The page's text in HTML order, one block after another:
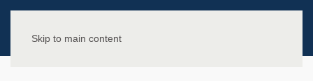
Skip to main content